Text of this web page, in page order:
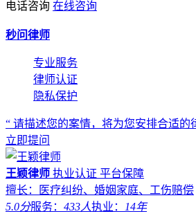
电话咨询 在线咨询
秒问律师
专业服务
律师认证
隐私保护
“ 请描述您的案情，将为您安排合适的
立即提问
王颖律师 执业认证 平台保障
擅长：医疗纠纷、婚姻家庭、工伤赔偿
5.0分服务： 433人执业：
14年